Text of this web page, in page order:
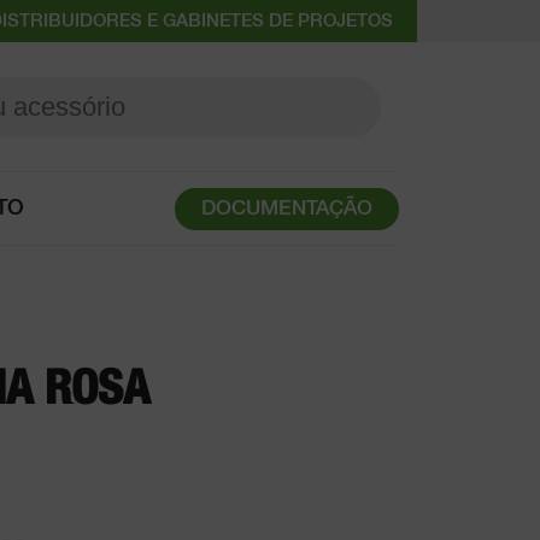
E GABINETES DE PROJETOS
DOCUMENTAÇÃO
ROSA